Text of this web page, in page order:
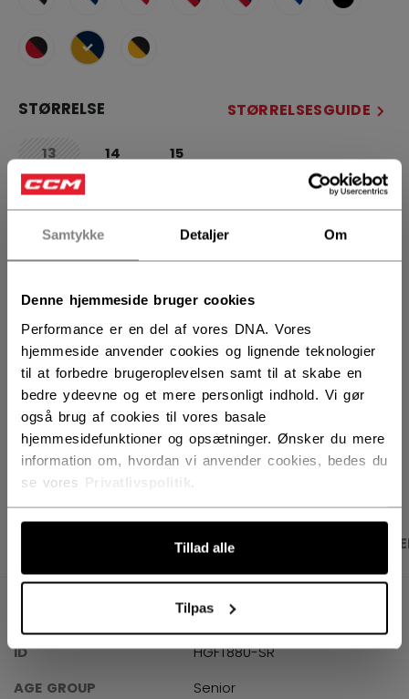
Samtykke Detaljer Om
Denne hjemmeside bruger cookies
Performance er en del af vores DNA. Vores
hjemmeside anvender cookies og lignende teknologier
til at forbedre brugeroplevelsen samt til at skabe en
bedre ydeevne og et mere personligt indhold. Vi gør
også brug af cookies til vores basale
hjemmesidefunktioner og opsætninger. Ønsker du mere
information om, hvordan vi anvender cookies, bedes du
se vores
Tillad alle
Tilpas
selected
STØRRELSE STØRRELSESGUIDE
13not.available
14 15
ANTAL
FIND I BUTIK
Leveringsvilkår
ÅBN SOCIALE
SPECIFIKATIONER
SPECIFIKATIONER
ID
HGFT880-SR
AGE GROUP
Senior